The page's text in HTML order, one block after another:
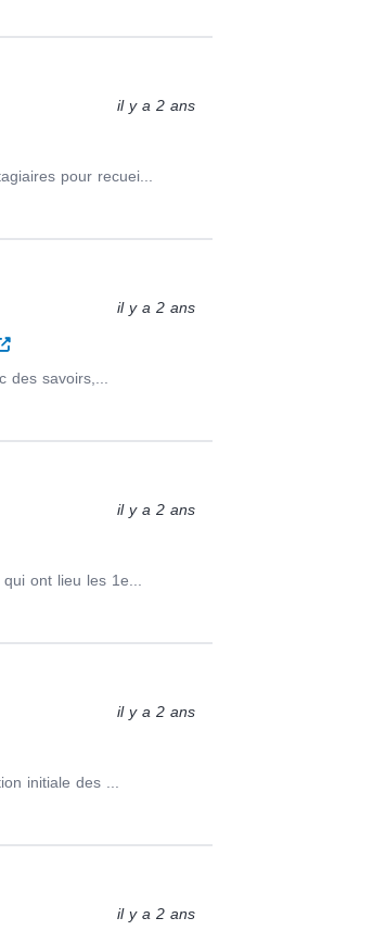
il y a 2 ans
pour recuei...
il y a 2 ans
savoirs,...
il y a 2 ans
ont lieu les 1e...
il y a 2 ans
initiale des ...
il y a 2 ans